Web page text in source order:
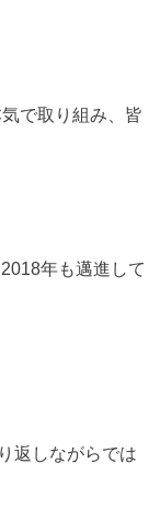
で取り組み、皆
年も邁進して
返しながらでは